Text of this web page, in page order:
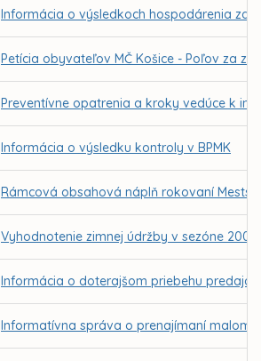
Informácia o výsledkoch hospodárenia za
Petícia obyvateľov MČ Košice - Poľov za
Preventívne opatrenia a kroky vedúce k
Informácia o výsledku kontroly v BPMK
Rámcová obsahová náplň rokovaní
Vyhodnotenie zimnej údržby v sezóne
Informácia o doterajšom priebehu predaja
Informatívna správa o prenajímaní